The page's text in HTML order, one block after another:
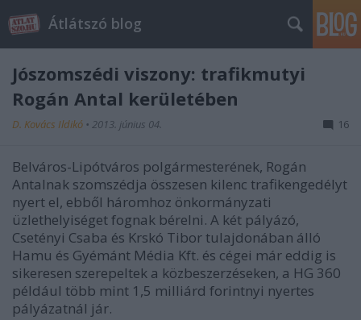
Átlátszó blog
Jószomszédi viszony: trafikmutyi
Rogán Antal kerületében
D. Kovács Ildikó • 2013. június 04. 16
Belváros-Lipótváros polgármesterének, Rogán
Antalnak szomszédja összesen kilenc trafikengedélyt
nyert el, ebből háromhoz önkormányzati
üzlethelyiséget fognak bérelni. A két pályázó,
Csetényi Csaba és Krskó Tibor tulajdonában álló
Hamu és Gyémánt Média Kft. és cégei már eddig is
sikeresen szerepeltek a közbeszerzéseken, a HG 360
például több mint 1,5 milliárd forintnyi nyertes
pályázatnál jár.